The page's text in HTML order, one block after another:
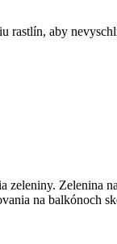
rastlín, aby
zeleniny. Zelenina
na balkónoch